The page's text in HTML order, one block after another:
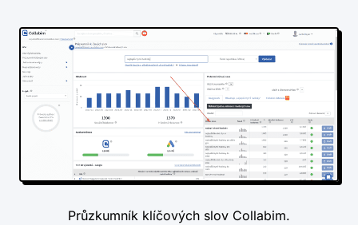
Průzkumník klíčových slov Collabim.